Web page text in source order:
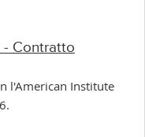
- Contratto
l'American Institute